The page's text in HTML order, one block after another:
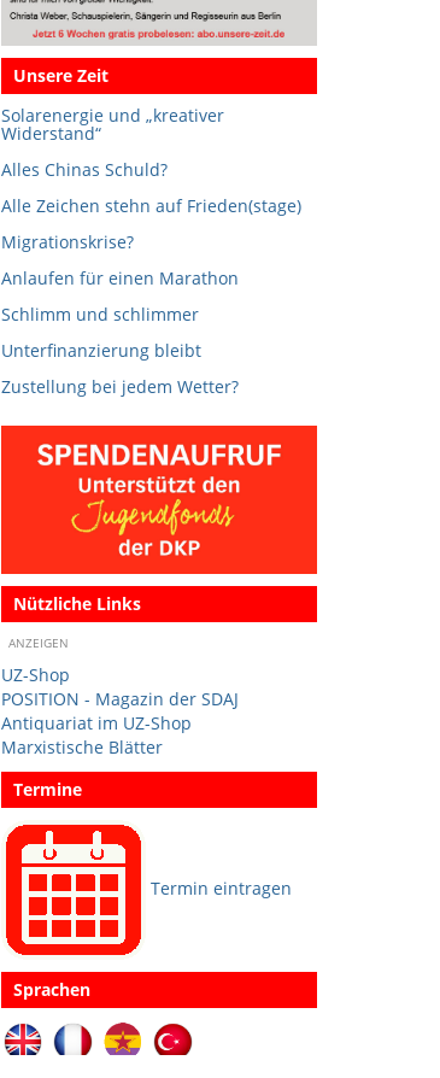
Unsere Zeit
Solarenergie und „kreativer
Widerstand“
Alles Chinas Schuld?
Alle Zeichen stehn auf Frieden(stage)
Migrationskrise?
Anlaufen für einen Marathon
Schlimm und schlimmer
Unterfinanzierung bleibt
Zustellung bei jedem Wetter?
Nützliche Links
ANZEIGEN
UZ-Shop
POSITION - Magazin der SDAJ
Antiquariat im UZ-Shop
Marxistische Blätter
Termine
Termin eintragen
Sprachen